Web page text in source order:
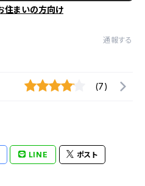
住まいの方向け
通報する
(7)
LINE ポスト